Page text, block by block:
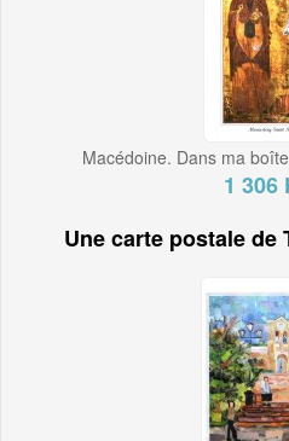
Macédoine. Dans ma
1 306
Une carte postale de